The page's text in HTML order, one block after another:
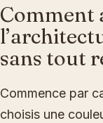
Comment
sans tout
Commence par
choisis une